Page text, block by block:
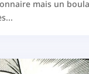
mais un